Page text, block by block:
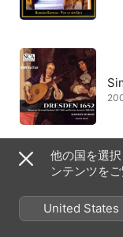
English (US)
他の国を選
ンテンツを
United States